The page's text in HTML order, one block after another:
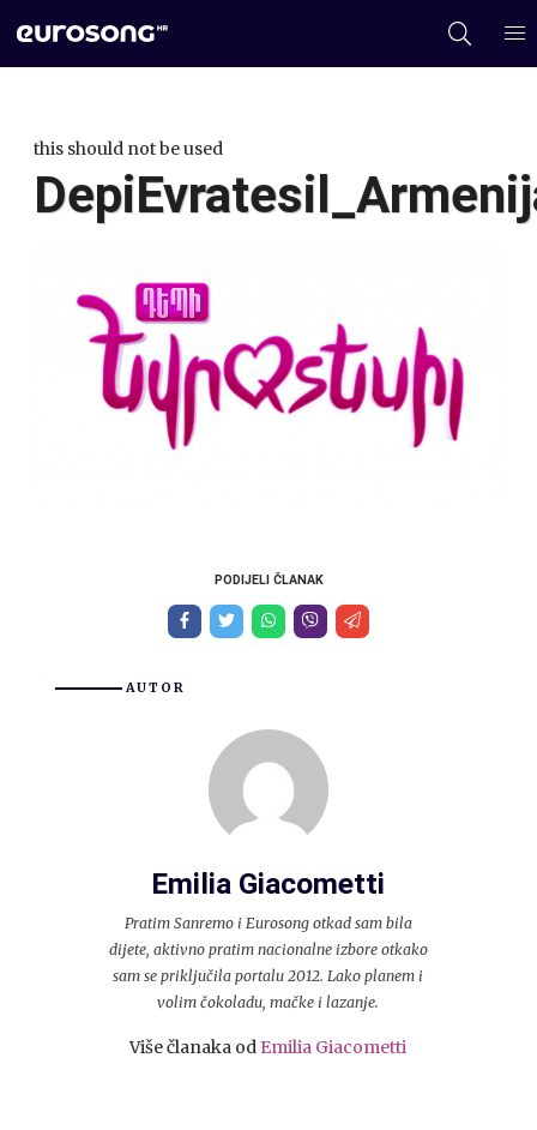
this should not be used
PODIJELI ČLANAK
AUTOR
Emilia Giacometti
Pratim Sanremo i Eurosong otkad sam bila
dijete, aktivno pratim nacionalne izbore otkako
sam se priključila portalu 2012. Lako planem i
volim čokoladu, mačke i lazanje.
Više članaka od Emilia Giacometti